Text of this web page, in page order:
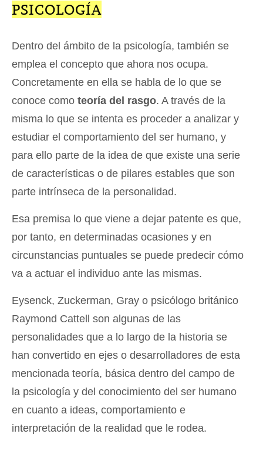
PSICOLOGÍA
Dentro del ámbito de la psicología, también se
emplea el concepto que ahora nos ocupa.
Concretamente en ella se habla de lo que se
conoce como teoría del rasgo. A través de la
misma lo que se intenta es proceder a analizar y
estudiar el comportamiento del ser humano, y
para ello parte de la idea de que existe una serie
de características o de pilares estables que son
parte intrínseca de la personalidad.
Esa premisa lo que viene a dejar patente es que,
por tanto, en determinadas ocasiones y en
circunstancias puntuales se puede predecir cómo
va a actuar el individuo ante las mismas.
Eysenck, Zuckerman, Gray o psicólogo británico
Raymond Cattell son algunas de las
personalidades que a lo largo de la historia se
han convertido en ejes o desarrolladores de esta
mencionada teoría, básica dentro del campo de
la psicología y del conocimiento del ser humano
en cuanto a ideas, comportamiento e
interpretación de la realidad que le rodea.